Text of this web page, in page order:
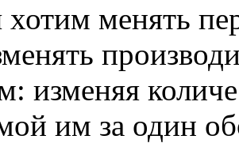
менять
изменяя
им за один